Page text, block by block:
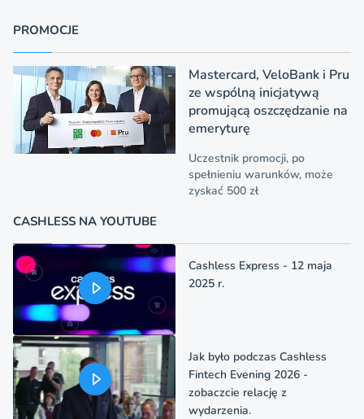
PROMOCJE
Mastercard, VeloBank i Pru
ze wspólną inicjatywą
promującą oszczędzanie na
emeryturę
Uczestnik promocji, po
spełnieniu warunków, może
zyskać 500 zł
CASHLESS NA YOUTUBE
Cashless Express - 12 maja
2025 r.
Jak było podczas Cashless
Fintech Evening 2026 -
zobaczcie relację z
wydarzenia.